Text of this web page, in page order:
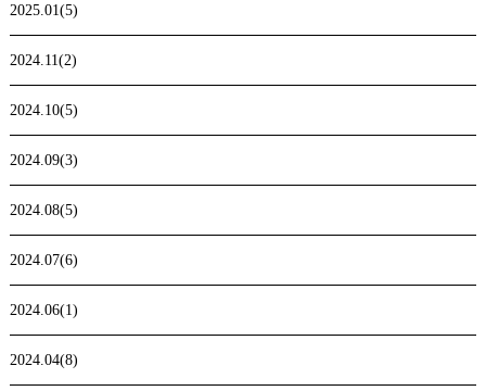
2025.01(5)
2024.11(2)
2024.10(5)
2024.09(3)
2024.08(5)
2024.07(6)
2024.06(1)
2024.04(8)